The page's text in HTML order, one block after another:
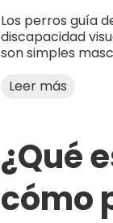
Los perros guía
discapacidad
son simples
Leer más
¿Qué
cómo